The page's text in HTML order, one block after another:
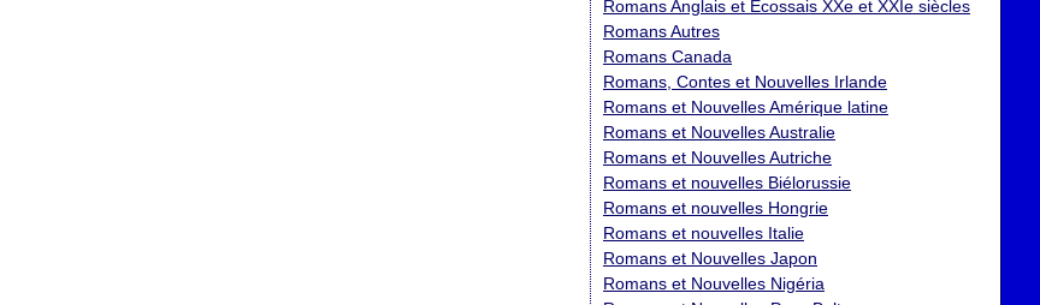
Romans Anglais et Ecossais XXe et XXIe siècles
Romans Autres
Romans Canada
Romans, Contes et Nouvelles Irlande
Romans et Nouvelles Amérique latine
Romans et Nouvelles Australie
Romans et Nouvelles Autriche
Romans et nouvelles Biélorussie
Romans et nouvelles Hongrie
Romans et nouvelles Italie
Romans et Nouvelles Japon
Romans et Nouvelles Nigéria